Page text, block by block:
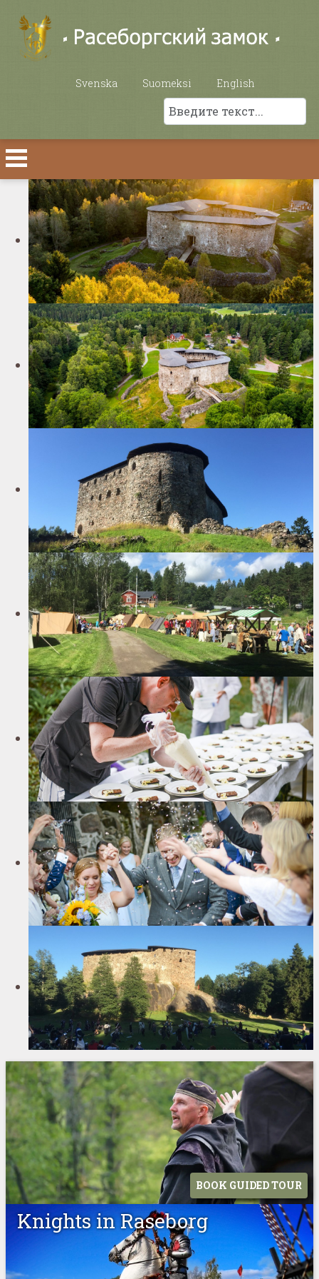
Выберите язык
Svenska Suomeksi English
Поиск
BOOK GUIDED TOUR
Knights in Raseborg